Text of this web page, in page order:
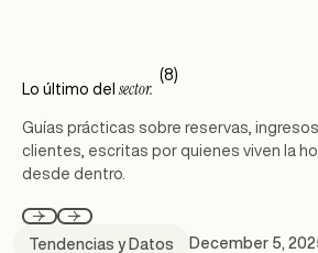
Lo último del sector.
(8)
Guías prácticas sobre reservas,
clientes, escritas por quienes viven la
desde dentro.
Tendencias y Datos December 5,